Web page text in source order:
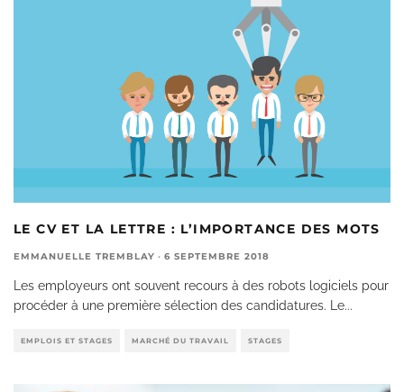
LE CV ET LA LETTRE : L’IMPORTANCE DES MOTS
EMMANUELLE TREMBLAY · 6 SEPTEMBRE 2018
Les employeurs ont souvent recours à des robots logiciels pour
procéder à une première sélection des candidatures. Le...
EMPLOIS ET STAGES MARCHÉ DU TRAVAIL STAGES